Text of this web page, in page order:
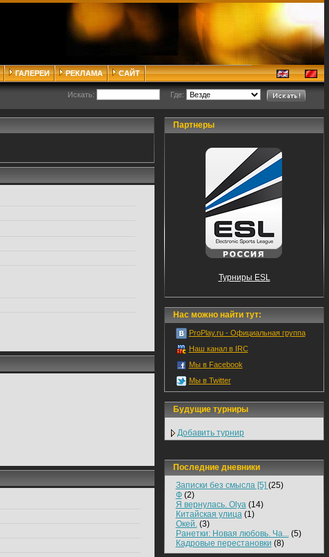
ГАЛЕРЕИ РЕКЛАМА САЙТ
Искать: Где:
Партнеры
Турниры ESL
Нас можно найти тут:
ProPlay.ru - Официальная группа
Наш канал в IRC
Мы в Facebook
Мы в Twitter
Будущие турниры
Добавить турнир
Последние дневники
Записки без смысла [5] (25)
Ф(2)
Я вернулась. Olya(14)
Китайская улица(1)
Окей.(3)
Ранетки: Новая любовь. Ча...(5)
Кадровые перестановки (8)